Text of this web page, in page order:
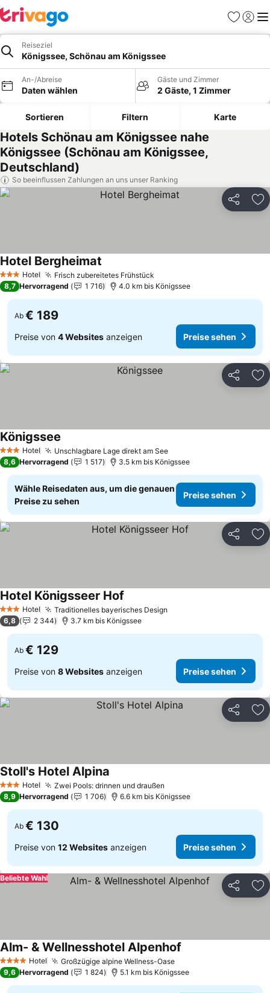
Favoriten
Reiseziel
Königssee, Schönau am Königssee
An-/Abreise
Daten wählen
Gäste und Zimmer
2 Gäste, 1 Zimmer
Sortieren Filtern Karte
Hotels Schönau am Königssee nahe
Königssee (Schönau am Königssee,
Deutschland)
So beeinflussen Zahlungen an uns unser Ranking
Teilen
3 SterneHotel Frisch zubereitetes Frühstück
Hotel Bergheimat
8,7 Hervorragend 1 716 4.0 km bis Königssee
Ab € 189
Preise von 4 Websites anzeigen Preise sehen
Teilen
3 SterneHotel Unschlagbare Lage direkt am See
Königssee
8,6 Hervorragend 1 517 3.5 km bis Königssee
Wähle Reisedaten aus, um die genauen
Preise zu sehen
Preise sehen
Teilen
3 SterneHotel Traditionelles bayerisches Design
Hotel Königsseer Hof
6,8 2 344 3.7 km bis Königssee
Ab € 129
Preise von 8 Websites anzeigen Preise sehen
Teilen
3 SterneHotel Zwei Pools: drinnen und draußen
Stoll's Hotel Alpina
8,9 Hervorragend 1 706 6.6 km bis Königssee
Ab € 130
Preise von 12 Websites anzeigen Preise sehen
Teilen
Beliebte Wahl
4 Sterne Hotel Großzügige alpine Wellness-Oase
Alm- & Wellnesshotel Alpenhof
9,6 Hervorragend 1 824 5.1 km bis Königssee